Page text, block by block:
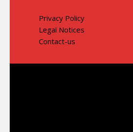
Privacy Policy
Legal Notices
Contact-us